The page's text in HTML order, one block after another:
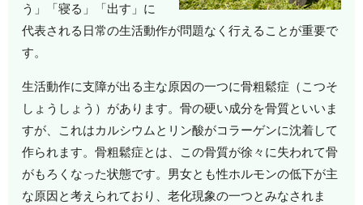
う」「寝る」「出す」に
代表される日常の生活動作が問題なく行えることが重要で
す。
生活動作に支障が出る主な原因の一つに骨粗鬆症（こつそ
しょうしょう）があります。骨の硬い成分を骨質といいま
すが、これはカルシウムとリン酸がコラーゲンに沈着して
作られます。骨粗鬆症とは、この骨質が徐々に失われて骨
がもろくなった状態です。男女とも性ホルモンの低下が主
な原因と考えられており、老化現象の一つとみなされま